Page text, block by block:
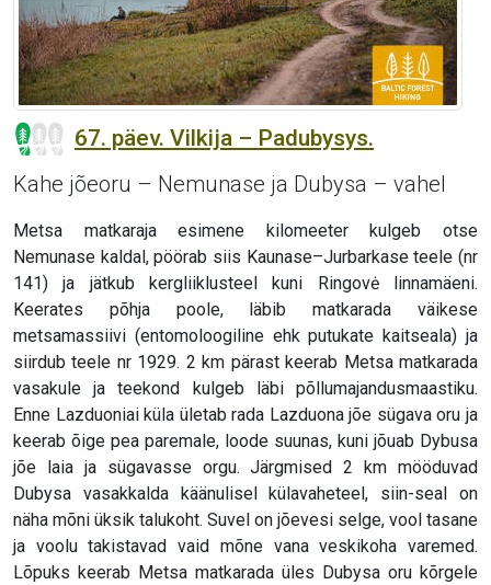
67. päev. Vilkija – Padubysys.
Kahe jõeoru – Nemunase ja Dubysa – vahel
Metsa matkaraja esimene kilomeeter kulgeb otse
Nemunase kaldal, pöörab siis Kaunase–Jurbarkase teele (nr
141) ja jätkub kergliiklusteel kuni Ringovė linnamäeni.
Keerates põhja poole, läbib matkarada väikese
metsamassiivi (entomoloogiline ehk putukate kaitseala) ja
siirdub teele nr 1929. 2 km pärast keerab Metsa matkarada
vasakule ja teekond kulgeb läbi põllumajandusmaastiku.
Enne Lazduoniai küla ületab rada Lazduona jõe sügava oru ja
keerab õige pea paremale, loode suunas, kuni jõuab Dybusa
jõe laia ja sügavasse orgu. Järgmised 2 km mööduvad
Dubysa vasakkalda käänulisel külavaheteel, siin-seal on
näha mõni üksik talukoht. Suvel on jõevesi selge, vool tasane
ja voolu takistavad vaid mõne vana veskikoha varemed.
Lõpuks keerab Metsa matkarada üles Dubysa oru kõrgele